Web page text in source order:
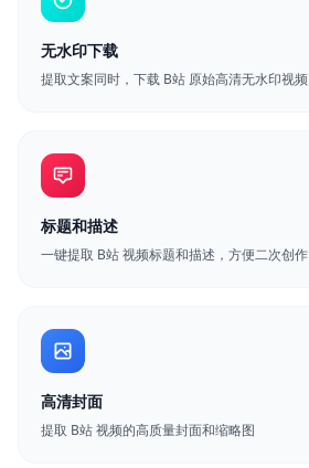
无水印下载
提取文案同时，下载 B站 原始高清无水印视频
标题和描述
一键提取 B站 视频标题和描述，方便二次创作
高清封面
提取 B站 视频的高质量封面和缩略图